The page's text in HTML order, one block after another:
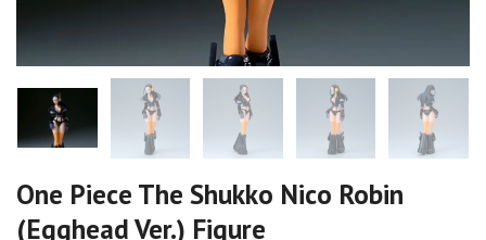
One Piece The Shukko Nico Robin
(Egghead Ver.) Figure